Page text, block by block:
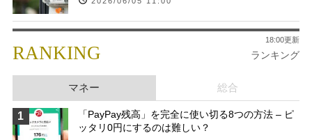
RANKING ランキング
18:00更新
マネー 総合
1
「PayPay残高」を完全に使い切る8つの方法 – ピ
ッタリ0円にするのは難しい？